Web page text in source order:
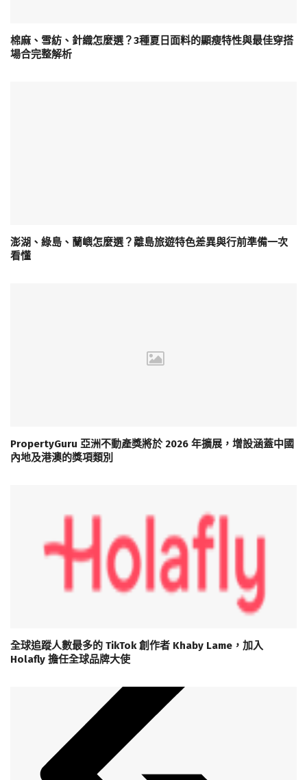
棉麻、雪紡、針織怎麼選？3種夏日面料的顯瘦特性與最佳穿搭
場合完整解析
澎湖、綠島、蘭嶼怎麼選？離島旅遊特色差異與行前準備一次
看懂
PropertyGuru 亞洲不動產獎將於 2026 年擴展，增設涵蓋中國
內地及港澳的獎項類別
全球追蹤人數最多的 TikTok 創作者 Khaby Lame，加入
Holafly 擔任全球品牌大使